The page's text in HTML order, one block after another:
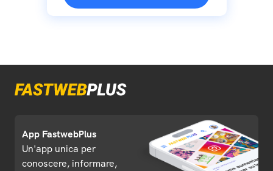
App FastwebPlus
Un'app unica per
conoscere, informare,